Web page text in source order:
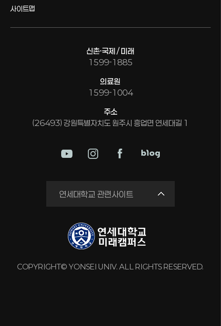
사이트맵
신촌·국제 / 미래
1599-1885
의료원
1599-1004
주소
(26493) 강원특별자치도 원주시 흥업면 연세대길 1
COPYRIGHT© YONSEI UNIV. ALL RIGHTS RESERVED.
연세대학교 관련사이트
미래평생교육원
연구실 안전관리시스템
세브란스병원
강남세브란스병원